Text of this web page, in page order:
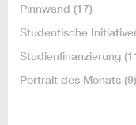
Pinnwand (17)
Studentische
Studienfinanzierung
Portrait des Monats (9)